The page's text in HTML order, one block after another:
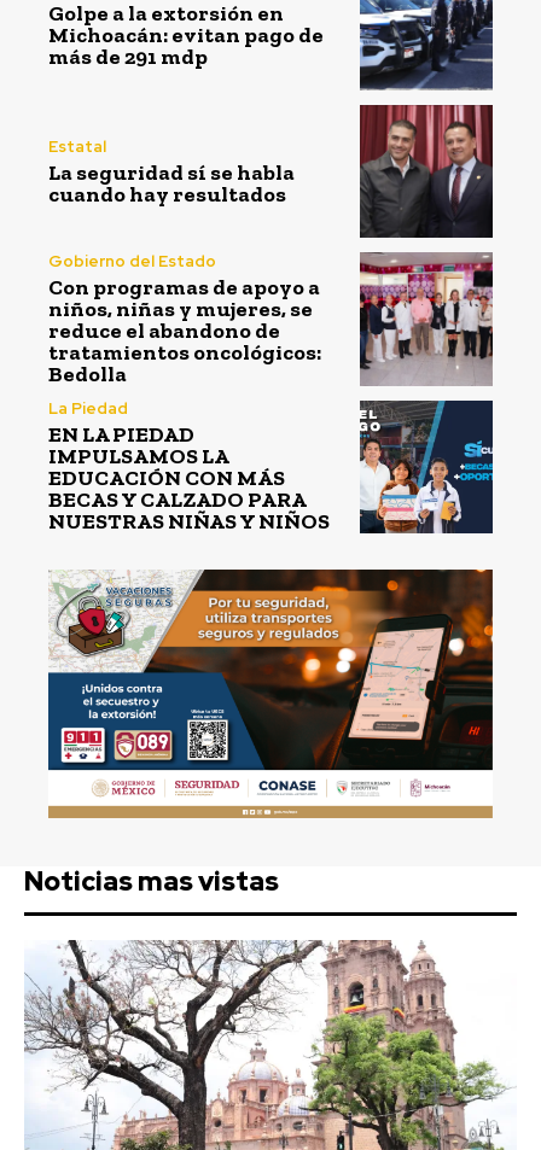
Golpe a la extorsión en
Michoacán: evitan pago de
más de 291 mdp
Estatal
La seguridad sí se habla
cuando hay resultados
Gobierno del Estado
Con programas de apoyo a
niños, niñas y mujeres, se
reduce el abandono de
tratamientos oncológicos:
Bedolla
La Piedad
EN LA PIEDAD
IMPULSAMOS LA
EDUCACIÓN CON MÁS
BECAS Y CALZADO PARA
NUESTRAS NIÑAS Y NIÑOS
Noticias mas vistas